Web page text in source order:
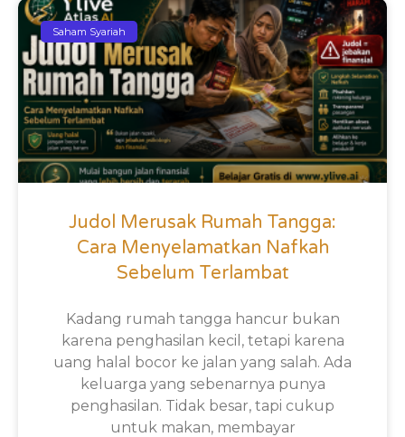
Saham Syariah
Judol Merusak Rumah Tangga:
Cara Menyelamatkan Nafkah
Sebelum Terlambat
Kadang rumah tangga hancur bukan
karena penghasilan kecil, tetapi karena
uang halal bocor ke jalan yang salah. Ada
keluarga yang sebenarnya punya
penghasilan. Tidak besar, tapi cukup
untuk makan, membayar